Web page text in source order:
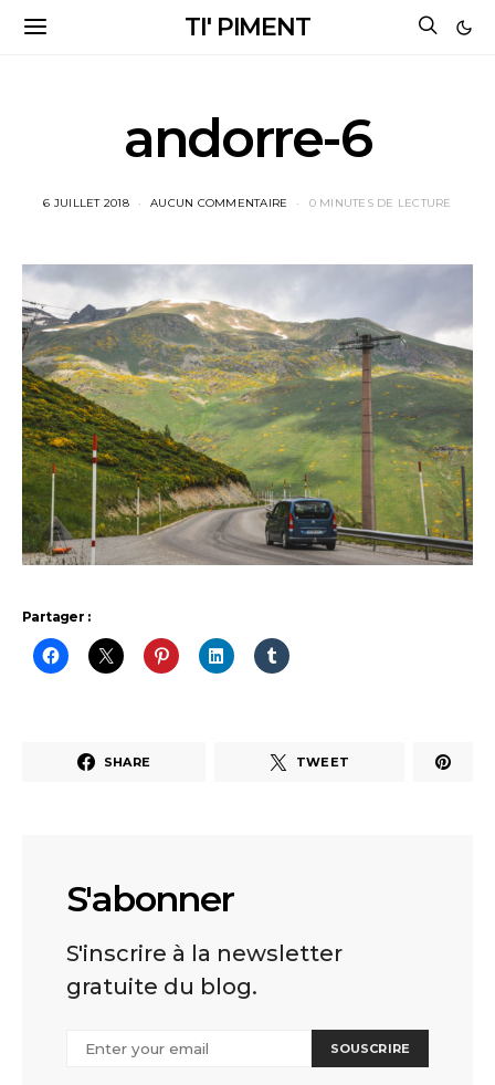
TI' PIMENT
andorre-6
6 JUILLET 2018 AUCUN COMMENTAIRE 0 MINUTES DE LECTURE
Partager :
SHARE TWEET
S'abonner
S'inscrire à la newsletter
gratuite du blog.
SOUSCRIRE